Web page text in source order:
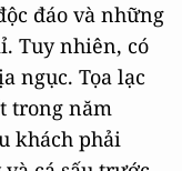
đáo và những
Tuy nhiên, có
ngục. Tọa lạc
trong năm
khách phải